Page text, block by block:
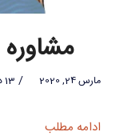
مشاوره
مارس 24, 2020 / 13 دیدگاه
ادامه مطلب